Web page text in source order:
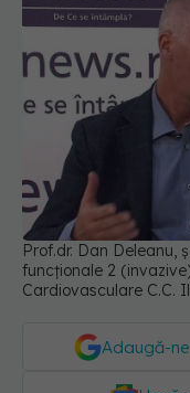
Prof.dr. Dan Deleanu,
funcționale 2
Cardiovasculare C.C.
Adaugă-